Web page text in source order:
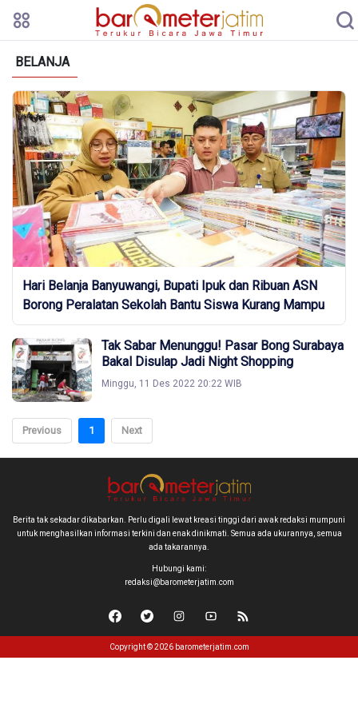
BELANJA
Hari Belanja Banyuwangi, Bupati Ipuk dan Ribuan ASN
Borong Peralatan Sekolah Bantu Siswa Kurang Mampu
Tak Sabar Menunggu! Pasar Bong Surabaya
Bakal Disulap Jadi Night Shopping
Minggu, 11 Des 2022 20:22 WIB
Previous 1 Next
Berita tak sekadar dikabarkan. Perlu digali lewat kreasi tinggi dari awak redaksi mumpuni
untuk menghasilkan informasi terkini dan enak dinikmati. Semua ada ukurannya, semua
ada takarannya.
Hubungi kami:
redaksi@barometerjatim.com
Copyright © 2026 barometerjatim.com